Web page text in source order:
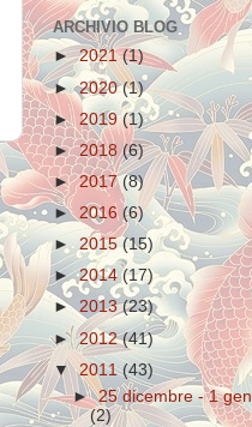
ARCHIVIO BLOG
►2021(1)
►2020(1)
► 2019(1)
►2018(6)
►2017(8)
►2016 (6)
► 2015(15)
►2014(17)
►2013(23)
►2012(41)
▼2011(43)
►25 dicembre - 1
(2)